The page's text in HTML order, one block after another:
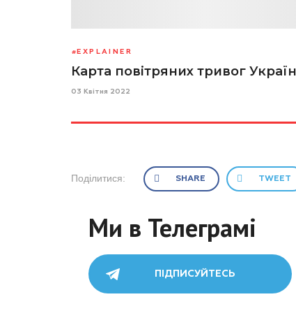
EXPLAINER
Карта повітряних тривог
03 Квітня 2022
Поділитися: SHARE TWEET
Ми в Телеграмі
ПІДПИСУЙТЕСЬ